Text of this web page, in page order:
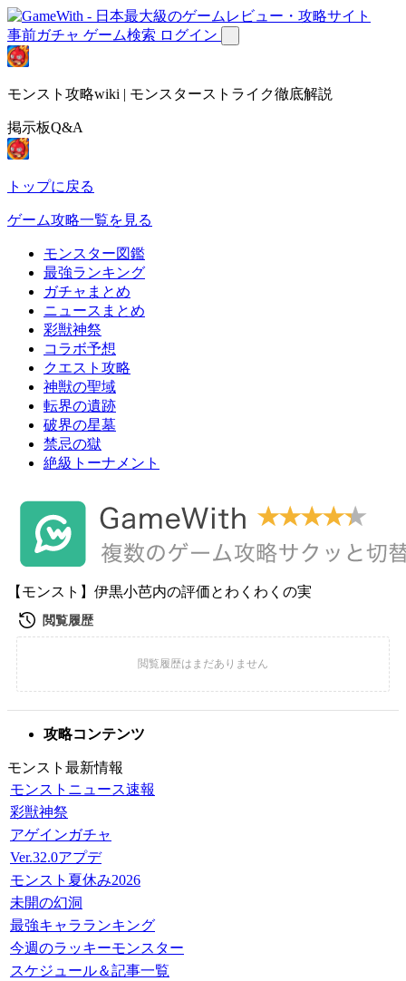
事前ガチャ ゲーム検索 ログイン
モンスト攻略wiki | モンスターストライク徹底解説
掲示板Q&A
トップに戻る
ゲーム攻略一覧を見る
モンスター図鑑
最強ランキング
ガチャまとめ
ニュースまとめ
彩獣神祭
コラボ予想
クエスト攻略
神獣の聖域
転界の遺跡
破界の星墓
禁忌の獄
絶級トーナメント
【モンスト】伊黒小芭内の評価とわくわくの実
攻略コンテンツ
モンスト最新情報
モンストニュース速報
彩獣神祭
アゲインガチャ
Ver.32.0アプデ
モンスト夏休み2026
未開の幻洞
最強キャラランキング
今週のラッキーモンスター
スケジュール＆記事一覧